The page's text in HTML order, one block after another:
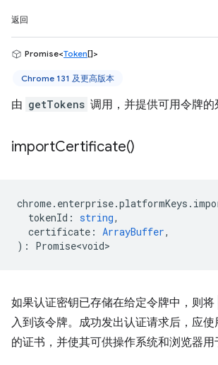
返回
Promise<Token[]>
Chrome 131 及更高版本
由 getTokens 调用，并提供可用令牌的
importCertificate()
chrome. enterprise.platformKeys .
tokenId : string,
certificate : ArrayBuffer,
) : Promise<void>
如果认证密钥已存储在给定令牌中，则将
入到该令牌。成功发出认证请求后，应
的证书，并使其可供操作系统和浏览器用